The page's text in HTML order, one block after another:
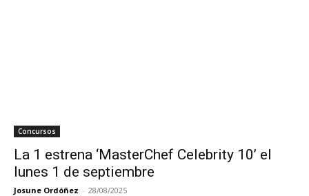
Concursos
La 1 estrena ‘MasterChef Celebrity 10’ el
lunes 1 de septiembre
Josune Ordóñez - 28/08/2025